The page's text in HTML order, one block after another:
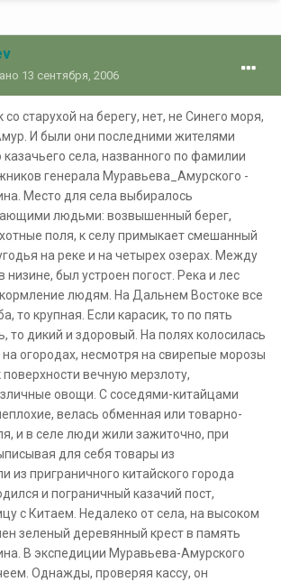
13 сентября, 2006
старухой на берегу, нет, не Синего моря,
И были они последними жителями
села, названного по фамилии
генерала Муравьева_Амурского -
Место для села выбиралось
людьми: возвышенный берег,
поля, к селу примыкает смешанный
на реке и на четырех озерах. Между
низине, был устроен погост. Река и лес
людям. На Дальнем Востоке все
то крупная. Если карасик, то по пять
то дикий и здоровый. На полях колосилась
огородах, несмотря на свирепые морозы
вечную мерзлоту,
овощи. С соседями-китайцами
велась обменная или товарно-
и в селе люди жили зажиточно, при
для себя товары из
из приграничного китайского города
и пограничный казачий пост,
с Китаем. Недалеко от села, на высоком
зеленый деревянный крест в память
В экспедиции Муравьева-Амурского
Однажды, проверяя кассу, он